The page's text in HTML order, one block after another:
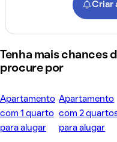
Criar
Tenha mais chances
procure por
Apartamento
com 1 quarto
para alugar
Apartamento
com 2
para alugar